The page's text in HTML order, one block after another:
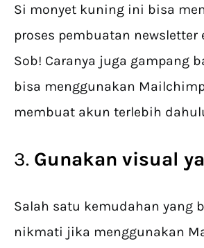
Si monyet kuning ini bisa
proses pembuatan newsletter
Sob! Caranya juga gampang
bisa menggunakan
membuat akun terlebih
3. Gunakan visual
Salah satu kemudahan yang
nikmati jika menggunakan